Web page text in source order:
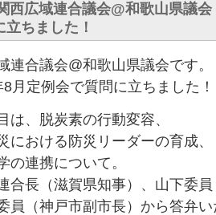
西広域連合議会@和歌山県議
立ちました！
連合議会@和歌山県議会です。
月定例会で質問に立ちました！
は、脱炭素の行動変容、
における防災リーダーの育成、
の連携について。
合長（滋賀県知事）、山下委
員（神戸市副市長）から答弁